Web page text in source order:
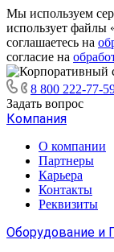
Мы используем
использует файлы
соглашаетесь на
согласие на
8 800 222-77-
Задать вопрос
Компания
О компании
Партнеры
Карьера
Контакты
Реквизиты
Оборудование и